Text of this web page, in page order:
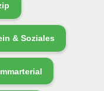
& Soziales